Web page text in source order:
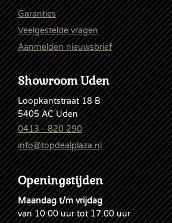
Garanties
Veelgestelde vragen
Aanmelden nieuwsbrief
Showroom Uden
Loopkantstraat 18 B
5405 AC Uden
0413 - 820 290
info@topdealplaza.nl
Openingstijden
Maandag t/m vrijdag
van 10:00 uur tot 17:00 uur